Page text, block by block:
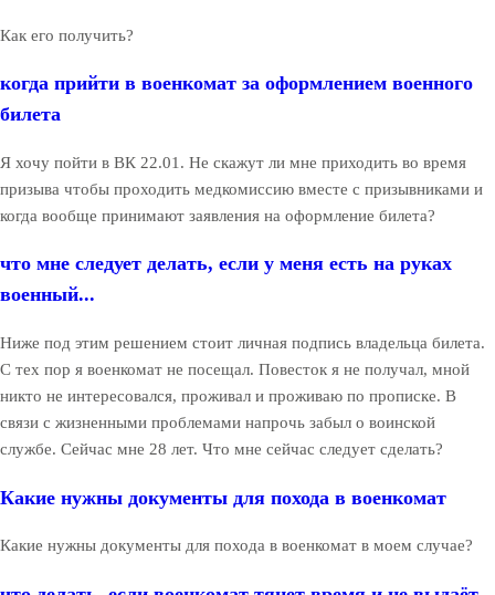
Как его получить?
когда прийти в военкомат за оформлением военного
билета
Я хочу пойти в ВК 22.01. Не скажут ли мне приходить во время
призыва чтобы проходить медкомиссию вместе с призывниками и
когда вообще принимают заявления на оформление билета?
что мне следует делать, если у меня есть на руках
военный...
Ниже под этим решением стоит личная подпись владельца билета.
С тех пор я военкомат не посещал. Повесток я не получал, мной
никто не интересовался, проживал и проживаю по прописке. В
связи с жизненными проблемами напрочь забыл о воинской
службе. Сейчас мне 28 лет. Что мне сейчас следует сделать?
Какие нужны документы для похода в военкомат
Какие нужны документы для похода в военкомат в моем случае?